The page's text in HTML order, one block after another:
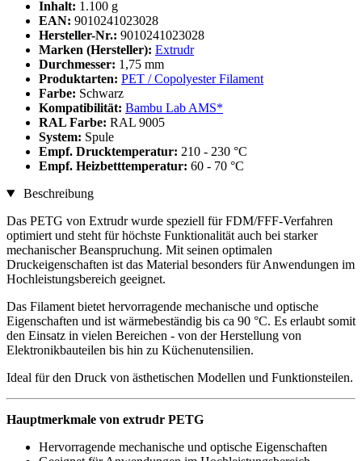
Inhalt: 1.100 g
EAN: 9010241023028
Hersteller-Nr.: 9010241023028
Marken (Hersteller): Extrudr
Durchmesser: 1,75 mm
Produktarten: PET / Copolyester Filament
Farbe: Schwarz
Kompatibilität: Bambu Lab AMS*
RAL Farbe: RAL 9005
System: Spule
Empf. Drucktemperatur: 210 - 230 °C
Empf. Heizbetttemperatur: 60 - 70 °C
Beschreibung
Das PETG von Extrudr wurde speziell für FDM/FFF-Verfahren
optimiert und steht für höchste Funktionalität auch bei starker
mechanischer Beanspruchung. Mit seinen optimalen
Druckeigenschaften ist das Material besonders für Anwendungen im
Hochleistungsbereich geeignet.
Das Filament bietet hervorragende mechanische und optische
Eigenschaften und ist wärmebeständig bis ca 90 °C. Es erlaubt somit
den Einsatz in vielen Bereichen - von der Herstellung von
Elektronikbauteilen bis hin zu Küchenutensilien.
Ideal für den Druck von ästhetischen Modellen und Funktionsteilen.
Hauptmerkmale von extrudr PETG
Hervorragende mechanische und optische Eigenschaften